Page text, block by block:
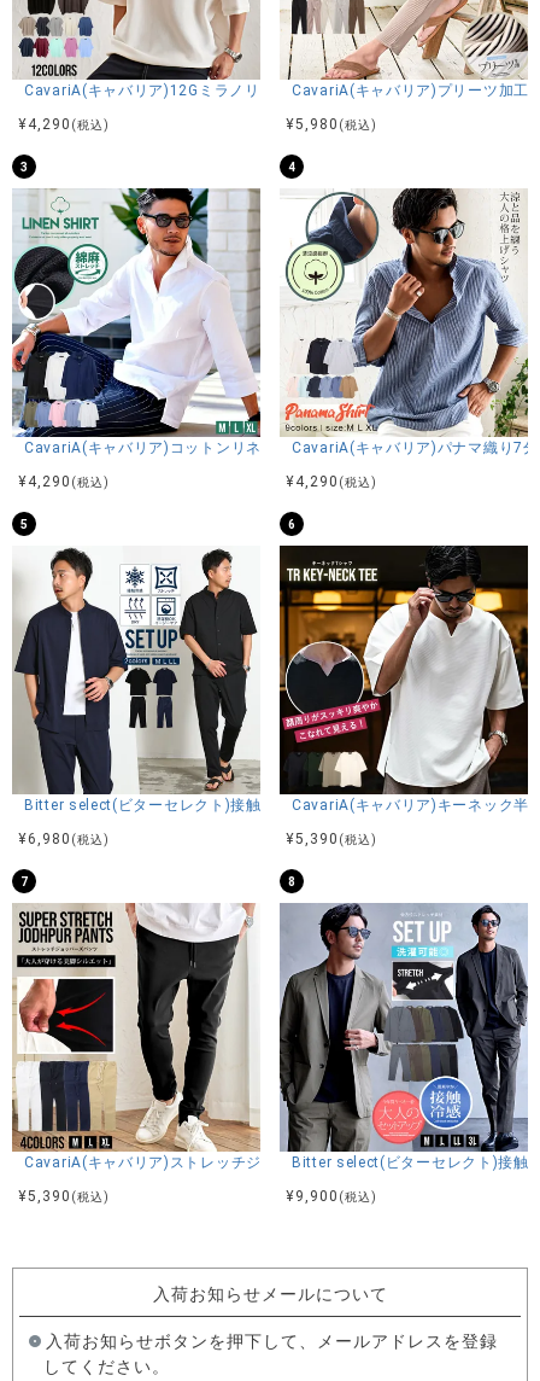
CavariA(キャバリア)12Gミラノリブクルーネックドルマンハーフスリー
¥4,290 (税込)
CavariA(キャバリア)プリーツ加工
¥5,980 (税込)
3
CavariA(キャバリア)コットンリネンホリゾンタルカラー7分袖カプリシャ
¥4,290 (税込)
4
CavariA(キャバリア)パナマ織り7
¥4,290 (税込)
5
Bitter select(ビターセレクト)接触冷感スーパーストレッチバンドカラー
¥6,980 (税込)
6
CavariA(キャバリア)キーネック半
¥5,390 (税込)
7
CavariA(キャバリア)ストレッチジョッパーパンツ/全4色
¥5,390 (税込)
8
Bitter select(ビターセレクト)接触
¥9,900 (税込)
入荷お知らせメールについて
入荷お知らせボタンを押下して、メールアドレスを登録
してください。